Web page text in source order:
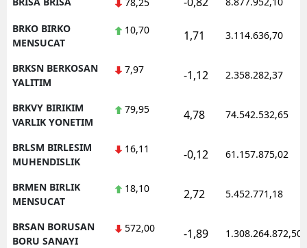
BRKO BIRKO
MENSUCAT
10,70 1,71 3.114.636,70
BRKSN BERKOSAN
YALITIM
7,97 -1,12 2.358.282,37
BRKVY BIRIKIM
VARLIK YONETIM
79,95 4,78 74.542.532,65
BRLSM BIRLESIM
MUHENDISLIK
16,11 -0,12 61.157.875,02
BRMEN BIRLIK
MENSUCAT
18,10 2,72 5.452.771,18
BRSAN BORUSAN
BORU SANAYI
572,00 -1,89 1.308.264.872,50